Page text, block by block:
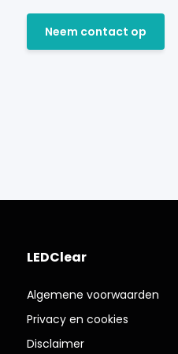
Neem contact op
LEDClear
Algemene voorwaarden
Privacy en cookies
Disclaimer